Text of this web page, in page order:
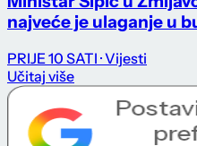
najveće je ulaganje u
PRIJE 10 SATI · Vijesti
Učitaj više